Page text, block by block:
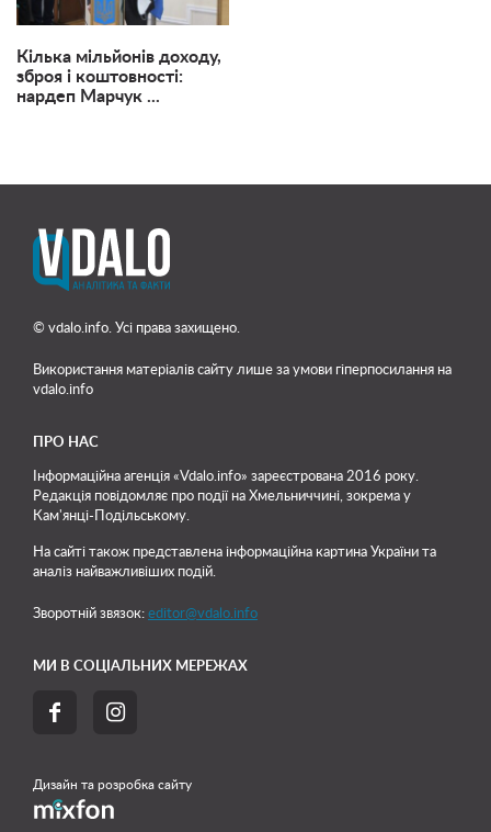
Кілька мільйонів доходу,
зброя і коштовності:
нардеп Марчук ...
© vdalo.info. Усі права захищено.
Використання матеріалів сайту лише за умови гіперпосилання на
vdalo.info
ПРО НАС
Інформаційна агенція «Vdalo.info» зареєстрована 2016 року.
Редакція повідомляє про події на Хмельниччині, зокрема у
Кам'янці-Подільському.
На сайті також представлена інформаційна картина України та
аналіз найважливіших подій.
Зворотній звязок: editor@vdalo.info
МИ В СОЦІАЛЬНИХ МЕРЕЖАХ
 
Дизайн та розробка сайту